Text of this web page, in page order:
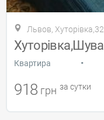
Львов, Хуторівка,32
Квартира •
918 грн за сутки